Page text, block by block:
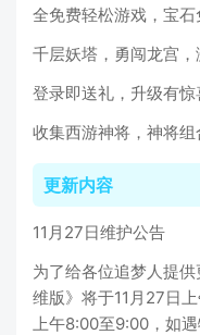
全免费轻松游戏，宝
千层妖塔，勇闯龙宫
登录即送礼，升级有
收集西游神将，神将
更新内容
11月27日维护公告
为了给各位追梦人提
维版》将于11月27日
上午8:00至9:00，如遇